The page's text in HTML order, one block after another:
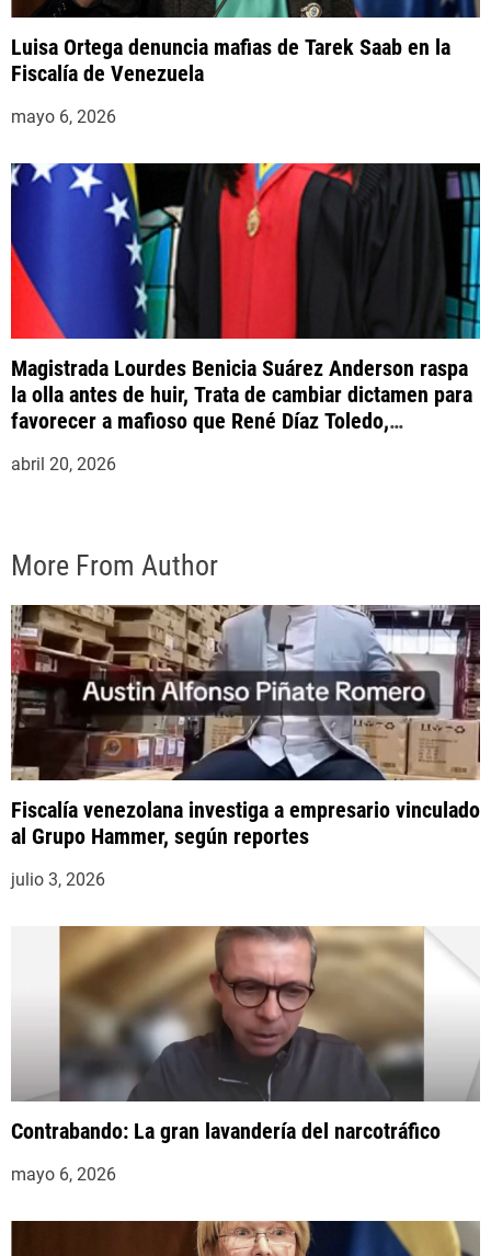
Luisa Ortega denuncia mafias de Tarek Saab en la
Fiscalía de Venezuela
mayo 6, 2026
Magistrada Lourdes Benicia Suárez Anderson raspa
la olla antes de huir, Trata de cambiar dictamen para
favorecer a mafioso que René Díaz Toledo,
abril 20, 2026
More From Author
Fiscalía venezolana investiga a empresario vinculado
al Grupo Hammer, según reportes
julio 3, 2026
Contrabando: La gran lavandería del narcotráfico
mayo 6, 2026